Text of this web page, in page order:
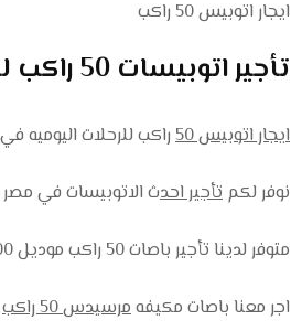
ايجار اتوبيس 50 راكب
تأجير اتوبيسات 50 راكب للرحلات اليوميه في مصر 01102106655
ايجار اتوبيس 50 راكب للرحلات اليوميه
نوفر لكم تأجير احدث الاتوبيسات في مصر
متوفر لدينا تأجير باصات 50 راكب موديل 500 كذلك متوفر تأجير باصات 50 راكب موديل 600 .
اجر معنا باصات مكيفهمرسيدس50 راكب